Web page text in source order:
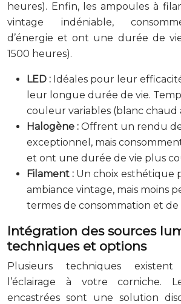
heures). Enfin, les ampoules à
vintage indéniable,
d’énergie et ont une durée de
1500 heures).
LED : Idéales pour leur
leur longue durée de vie.
couleur variables (blanc chaud
Halogène : Offrent un rendu
exceptionnel, mais
et ont une durée de vie plus
Filament : Un choix esthétique
ambiance vintage, mais moins
termes de consommation et de
Intégration des sources
techniques et options
Plusieurs techniques
l’éclairage à votre corniche.
encastrées sont une solution